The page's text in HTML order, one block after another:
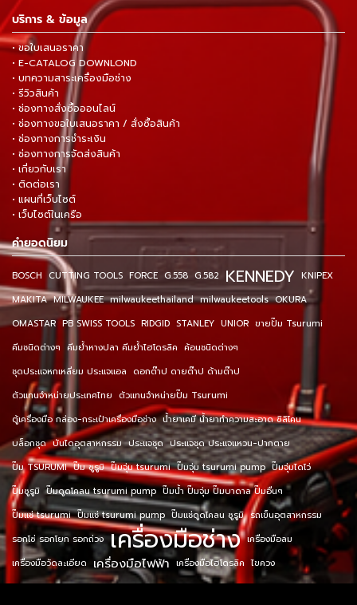
บริการ & ข้อมูล
• ขอใบเสนอราคา
• E-CATALOG DOWNLOND
• บทความสาระเครื่องมือช่าง
• รีวิวสินค้า
• ช่องทางสั่งซื้อออนไลน์
• ช่องทางขอใบเสนอราคา / สั่งซื้อสินค้า
• ช่องทางการชำระเงิน
• ช่องทางการจัดส่งสินค้า
• เกี่ยวกับเรา
• ติดต่อเรา
• แผนที่เว็บไซต์
• เว็บไซต์ในเครือ
คำยอดนิยม
BOSCH CUTTING TOOLS FORCE G.558 G.582 KENNEDY KNIPEX
MAKITA MILWAUKEE milwaukeethailand milwaukeetools OKURA
OMASTAR PB SWISS TOOLS RIDGID STANLEY UNIOR ขายปั๊ม Tsurumi
คีมชนิดต่างๆ คีมย้ำหางปลา คีมย้ำไฮโดรลิค ค้อนชนิดต่างๆ
ชุดประแจหกเหลี่ยม ประแจแอล ดอกต๊าป ดายต๊าป ด้ามต๊าป
ตัวแทนจำหน่ายประเทศไทย ตัวแทนจำหน่ายปั๊ม Tsurumi
ตู้เครื่องมือ กล่อง-กระเป๋าเครื่องมือช่าง น้ำยาเคมี น้ำยาทำความสะอาด ซิลิโคน
บล็อกชุด บันไดอุตสาหกรรม ประแจชุด ประแจชุด ประแจแหวน-ปากตาย
ปั๊ม TSURUMI ปั๊ม ซูรูมิ ปั๊มจุ่ม tsurumi ปั๊มจุ่ม tsurumi pump ปั๊มจุ่มไดโว่
ปั๊มซูรูมิ ปั๊มดูดโคลน tsurumi pump ปั๊มน้ำ ปั๊มจุ่ม ปั๊มบาดาล ปั๊มอื่นๆ
ปั๊มแช่ tsurumi ปั๊มแช่ tsurumi pump ปั๊มแช่ดูดโคลน ซูรูมิ รถเข็นอุตสาหกรรม
รอกโซ่ รอกโยก รอกถ่วง เครื่องมือช่าง เครื่องมือลม
เครื่องมือวัดละเอียด เครื่องมือไฟฟ้า เครื่องมือไฮโดรลิค ไขควง